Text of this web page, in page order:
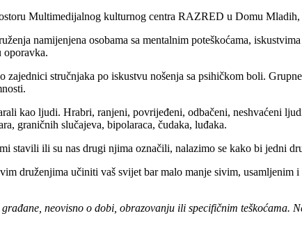
Multimedijalnog kulturnog centra RAZRED u Domu
namijenjena osobama sa mentalnim poteškoćama,
oporavka.
zajednici stručnjaka po iskustvu nošenja sa psihičkom boli.
kao ljudi. Hrabri, ranjeni, povrijeđeni, odbačeni, neshvaćeni
graničnih slučajeva, bipolaraca, čudaka, luđaka.
stavili ili su nas drugi njima označili, nalazimo se kako bi jedni
druženjima učiniti vaš svijet bar malo manje sivim,
neovisno o dobi, obrazovanju ili specifičnim teškoćama.